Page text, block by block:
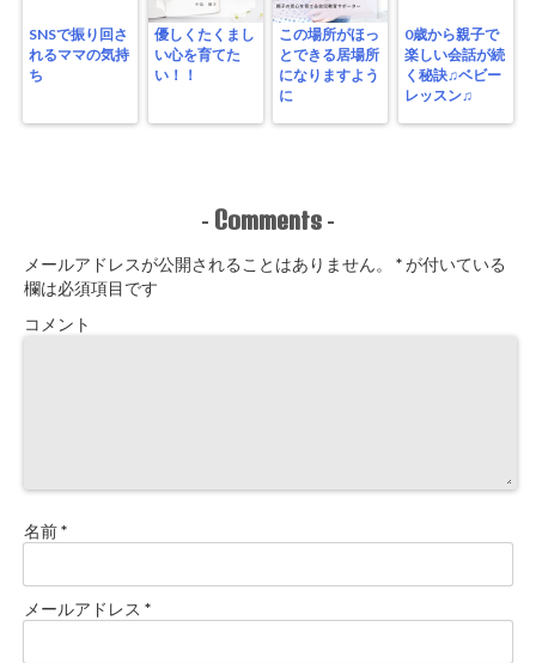
SNSで振り回さ
れるママの気持
ち
優しくたくまし
い心を育てた
い！！
この場所がほっ
とできる居場所
になりますよう
に
0歳から親子で
楽しい会話が続
く秘訣♫ベビー
レッスン♫
- Comments -
メールアドレスが公開されることはありません。 *が付いている
欄は必須項目です
コメント
名前*
メールアドレス *